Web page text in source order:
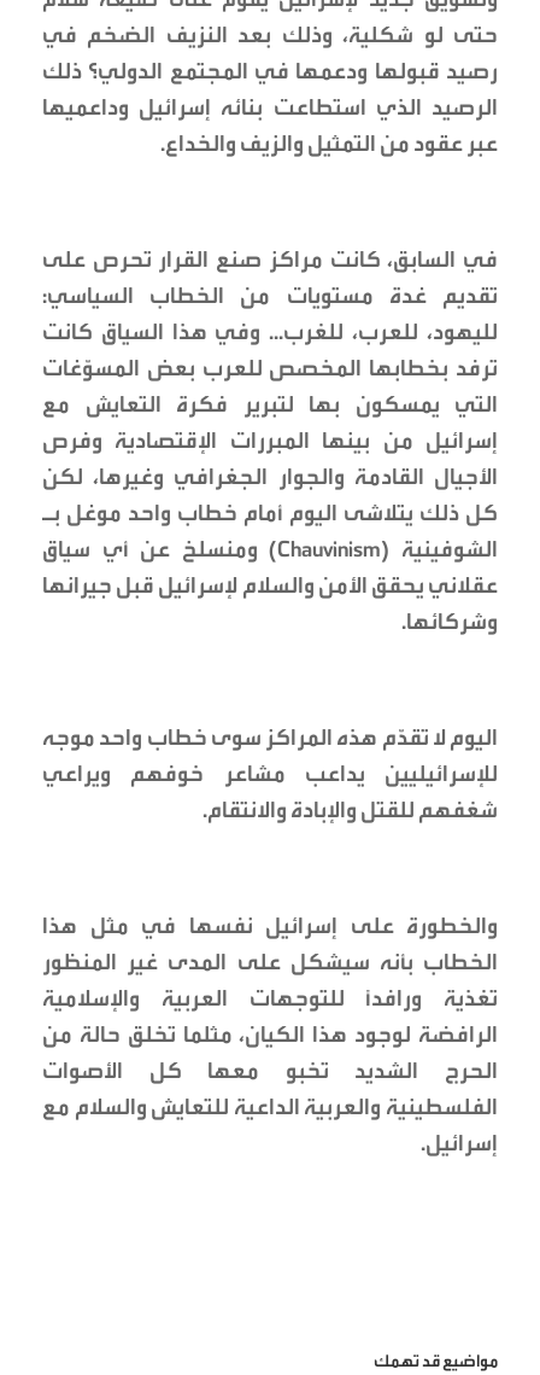
حتى لو شكلية، وذلك بعد النزيف الضخم في
رصيد قبولها ودعمها في المجتمع الدولي؟ ذلك
الرصيد الذي استطاعت بنائه إسرائيل وداعميها
عبر عقود من التمثيل والزيف والخداع.
في السابق، كانت مراكز صنع القرار تحرص على
تقديم غدة مستويات من الخطاب السياسي:
لليهود، للعرب، للغرب... وفي هذا السياق كانت
ترفد بخطابها المخصص للعرب بعض المسوّغات
التي يمسكون بها لتبرير فكرة التعايش مع
إسرائيل من بينها المبررات الإقتصادية وفرص
الأجيال القادمة والجوار الجغرافي وغيرها، لكن
كل ذلك يتلاشى اليوم أمام خطاب واحد موغل بـ
الشوفينية (Chauvinism) ومنسلخ عن أي سياق
عقلاني يحقق الأمن والسلام لإسرائيل قبل جيرانها
وشركائها.
اليوم لا تقدّم هذه المراكز سوى خطاب واحد موجه
للإسرائيليين يداعب مشاعر خوفهم ويراعي
شغفهم للقتل والإبادة والانتقام.
والخطورة على إسرائيل نفسها في مثل هذا
الخطاب بأنه سيشكل على المدى غير المنظور
تغذية ورافداً للتوجهات العربية والإسلامية
الرافضة لوجود هذا الكيان، مثلما تخلق حالة من
الحرج الشديد تخبو معها كل الأصوات
الفلسطينية والعربية الداعية للتعايش والسلام مع
إسرائيل.
مواضيع قد تهمك